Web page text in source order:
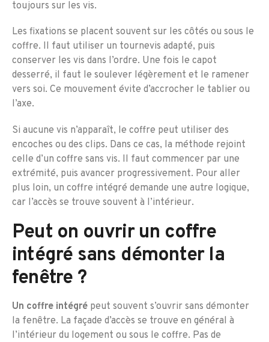
toujours sur les vis.
Les fixations se placent souvent sur les côtés ou sous le
coffre. Il faut utiliser un tournevis adapté, puis
conserver les vis dans l’ordre. Une fois le capot
desserré, il faut le soulever légèrement et le ramener
vers soi. Ce mouvement évite d’accrocher le tablier ou
l’axe.
Si aucune vis n’apparaît, le coffre peut utiliser des
encoches ou des clips. Dans ce cas, la méthode rejoint
celle d’un coffre sans vis. Il faut commencer par une
extrémité, puis avancer progressivement. Pour aller
plus loin, un coffre intégré demande une autre logique,
car l’accès se trouve souvent à l’intérieur.
Peut on ouvrir un coffre
intégré sans démonter la
fenêtre ?
Un coffre intégré peut souvent s’ouvrir sans démonter
la fenêtre. La façade d’accès se trouve en général à
l’intérieur du logement ou sous le coffre. Pas de